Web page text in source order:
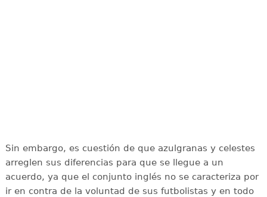
Sin embargo, es cuestión de que azulgranas y celestes
arreglen sus diferencias para que se llegue a un
acuerdo, ya que el conjunto inglés no se caracteriza por
ir en contra de la voluntad de sus futbolistas y en todo